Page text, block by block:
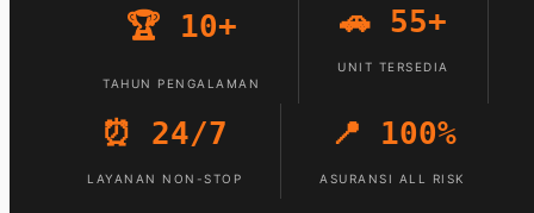
🏆 10+
TAHUN PENGALAMAN
🚗 55+
UNIT TERSEDIA
⏰ 24/7
LAYANAN NON-STOP
📍 100%
ASURANSI ALL RISK